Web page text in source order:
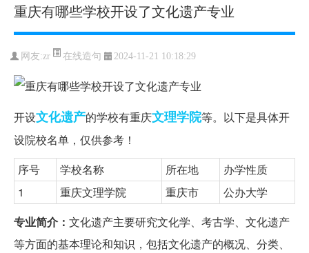
重庆有哪些学校开设了文化遗产专业
网友:zr 在线造句 2024-11-21 10:18:29
开设文化遗产的学校有重庆文理学院等。以下是具体开
设院校名单，仅供参考！
序号
学校名称 所在地
办学性质
1
重庆文理学院 重庆市
公办大学
专业简介： 文化遗产主要研究文化学、考古学、文化遗产
等方面的基本理论和知识，包括文化遗产的概况、分类、